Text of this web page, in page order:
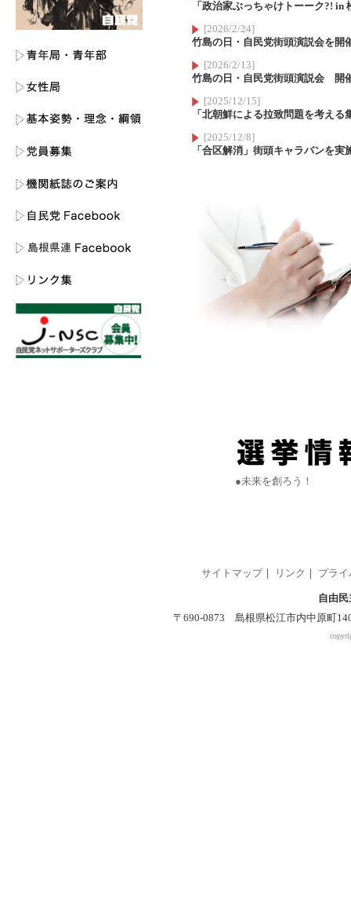
「政治家ぶっちゃけトーーク?! in
[2026/2/24]
竹島の日・自民党街頭演説会を開
[2026/2/13]
竹島の日・自民党街頭演説会 開
[2025/12/15]
「北朝鮮による拉致問題を考え
[2025/12/8]
「合区解消」街頭キャラバンを実
●未来を創ろう！
サイトマップ｜ リンク プラ
自由
〒690-0873 島根県松江市内中原町